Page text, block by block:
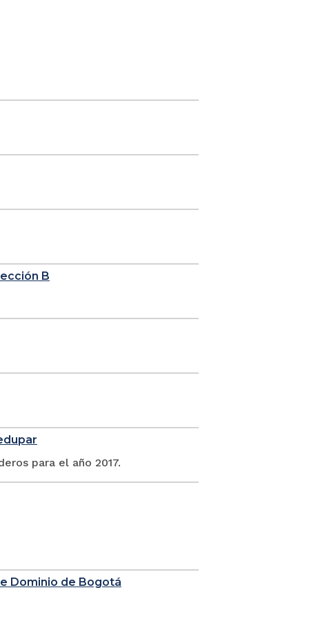
B
para el año 2017.
Dominio de Bogotá